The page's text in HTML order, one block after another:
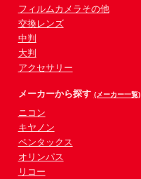
フィルムカメラその他
交換レンズ
中判
大判
アクセサリー
メーカーから探す (メーカー一覧)
ニコン
キヤノン
ペンタックス
オリンパス
リコー